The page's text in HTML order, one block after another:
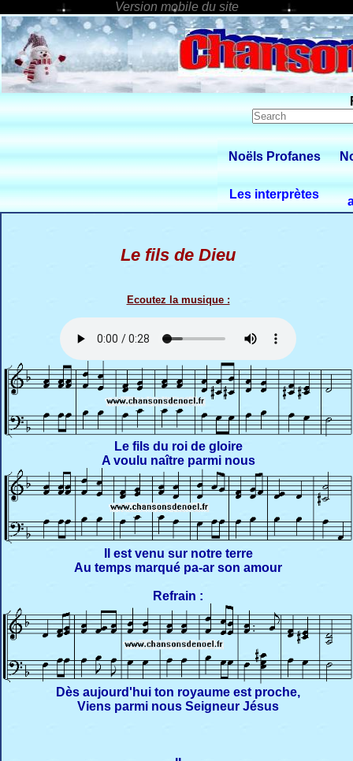
Noëls Profanes
Les interprètes
Le fils de Dieu
Ecoutez la musique :
Le fils du roi de gloire
A voulu naître parmi nous
Il est venu sur notre terre
Au temps marqué pa-ar son amour
Refrain :
Dès aujourd'hui ton royaume est proche,
Viens parmi nous Seigneur Jésus